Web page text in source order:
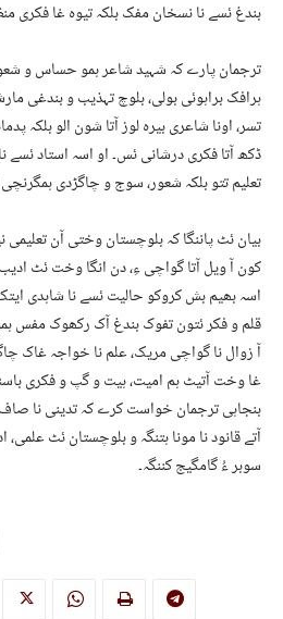
بندغ ئسے نا نسخان مفک بلکہ تیوہ غا فکری
ترجمان پارے کہ شہید شاعر ہمو حساس و
ہرافک براہوئی بولی، بلوچ تہذیب و بندغی
تسر، اونا شاعری بیرہ لوز آتا شون الو بلکہ
ڈکھ آتا فکری درشانی ئس۔ او اسہ استاد ئسے
تعلیم تتو بلکہ شعور، سوج و چاگڑدی
بیان ئٹ پاننگا کہ بلوچستان وختی آن
کون آ ویل آتا گواچی ءِ، دن انگا وخت ئٹ
اسہ بھیم بش کروکو حالیت ئسے نا شاہدی
قلم و فکر ئتون تفوک بندغ آک رکھوک مفس
آ زوال نا گواچی مریک، علم نا خواجہ غاک
غا وخت آتیٹ ہم امیت، ہیت و گپ و فکری
بنجاہی ترجمان خواست کرے کہ تدینی نا
آتے قانود نا مونا ہتنگہ و بلوچستان ئٹ
سوبر ءُ گامگیج کننگہ۔